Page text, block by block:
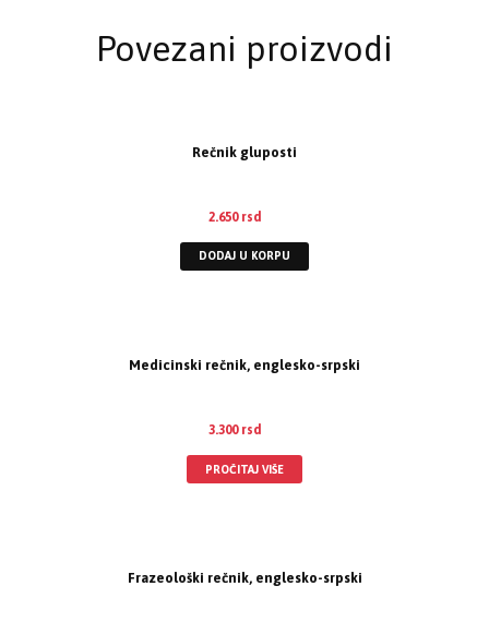
Povezani proizvodi
Rečnik gluposti
2.650 rsd
DODAJ U KORPU
Medicinski rečnik, englesko-srpski
3.300 rsd
PROČITAJ VIŠE
Frazeološki rečnik, englesko-srpski